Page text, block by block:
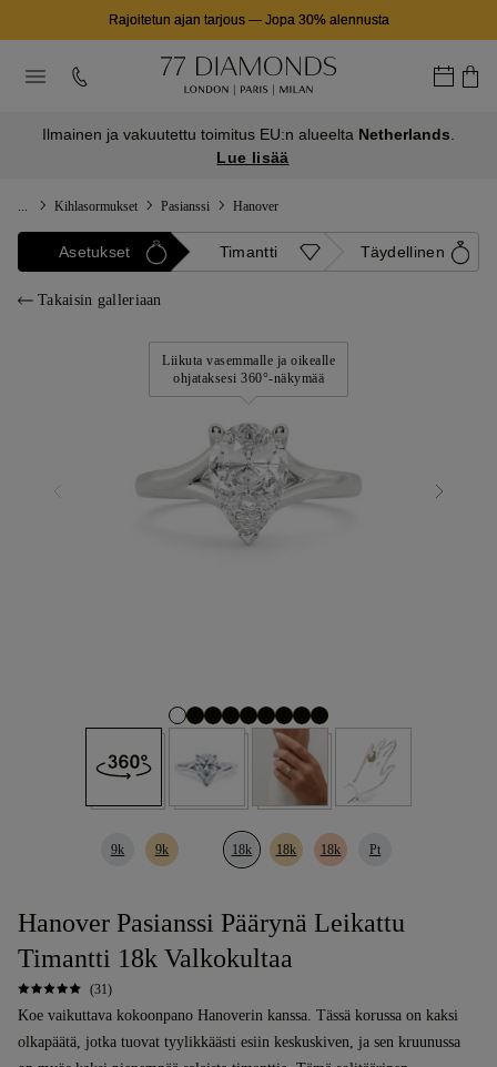
Rajoitetun ajan tarjous— Jopa 30% alennusta
Ilmainen ja vakuutettu toimitus EU:n alueelta Netherlands
Lue lisää
Kihlasormukset Pasianssi Hanover
Asetukset Timantti Täydellinen
Takaisin galleriaan
Liikuta vasemmalle ja oikealle
ohjataksesi 360°-näkymää
9k 9k 18k 18k 18k Pt
Hanover Pasianssi Päärynä Leikattu
Timantti 18k Valkokultaa
(31)
Koe vaikuttava kokoonpano Hanoverin kanssa. Tässä korussa on kaksi
olkapäätä, jotka tuovat tyylikkäästi esiin keskuskiven, ja sen kruunussa